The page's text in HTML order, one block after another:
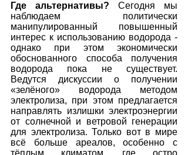
Где альтернативы? Сегодня мы
наблюдаем политически
манипулированный повышенный
интерес к использованию водорода -
однако при этом экономически
обоснованного способа получения
водорода пока не существует.
Ведутся дискуссии о получении
«зелёного» водорода методом
электролиза, при этом предлагается
направлять излишки электроэнергии
от солнечной и ветровой генерации
для электролиза. Только вот в мире
всё больше ареалов, особенно с
тёплым климатом, где остро